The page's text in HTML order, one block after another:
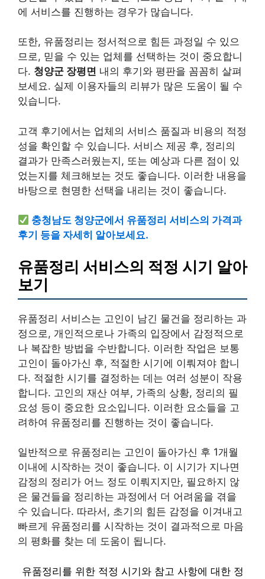
에 서비스를 진행하는 경우가 많습니다.
또한, 유품정리는 정서적으로 힘든 과정일 수 있으
므로, 믿을 수 있는 업체를 선택하는 것이 중요합니
다. 청양군 장평면 내의 후기와 평판을 꼼꼼히 살펴
보세요. 실제 이용자들의 리뷰가 많은 도움이 될 수
있습니다.
고객 후기에서는 업체의 서비스 품질과 비용의 적정
성을 확인할 수 있습니다. 서비스 제공 후, 정리의
결과가 만족스러웠는지, 또는 예상과 다른 점이 있
었는지를 체크해보는 것도 좋습니다. 이러한 내용을
바탕으로 현명한 선택을 내리는 것이 좋습니다.
충청남도 청양군에서 유품정리 서비스의 가격과
후기 등을 자세히 알아보세요.
유품정리 서비스의 적정 시기 알아
보기
유품정리 서비스는 고인이 남긴 물건을 정리하는 과
정으로, 개인적으로나 가족의 입장에서 감정적으로
나 복잡한 방법을 수반합니다. 이러한 작업은 보통
고인이 돌아가신 후, 적절한 시기에 이뤄져야 합니
다. 적절한 시기를 결정하는 데는 여러 성분이 작용
합니다. 고인의 재산 여부, 가족의 상황, 정리의 필
요성 등이 중요한 요소입니다. 이러한 요소들을 고
려하여 유품정리를 진행하는 것이 좋습니다.
일반적으로 유품정리는 고인이 돌아가신 후 1개월
이내에 시작하는 것이 좋습니다. 이 시기가 지나면
감정의 정리가 어느 정도 이뤄지지만, 필요하지 않
은 물건들을 정리하는 과정에서 더 어려움을 겪을
수 있습니다. 따라서, 초기의 힘든 감정을 이겨내고
빠르게 유품정리를 시작하는 것이 결과적으로 마음
의 평화를 찾는 데 도움이 됩니다.
유품정리를 위한 적정 시기와 참고 사항에 대한 정